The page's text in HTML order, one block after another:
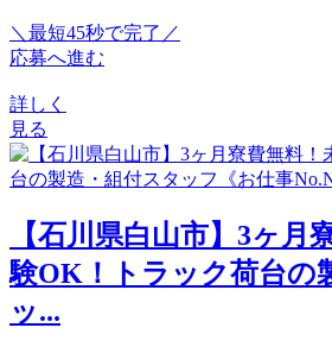
＼最短45秒で完了／
応募へ進む
詳しく
見る
【石川県白山市】3ヶ月
験OK！トラック荷台の
ッ...